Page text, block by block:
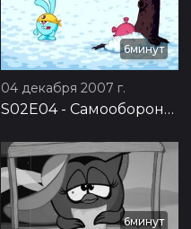
6минут
04 декабря 2007 г.
S02E04- Самооборона без противника
6минут